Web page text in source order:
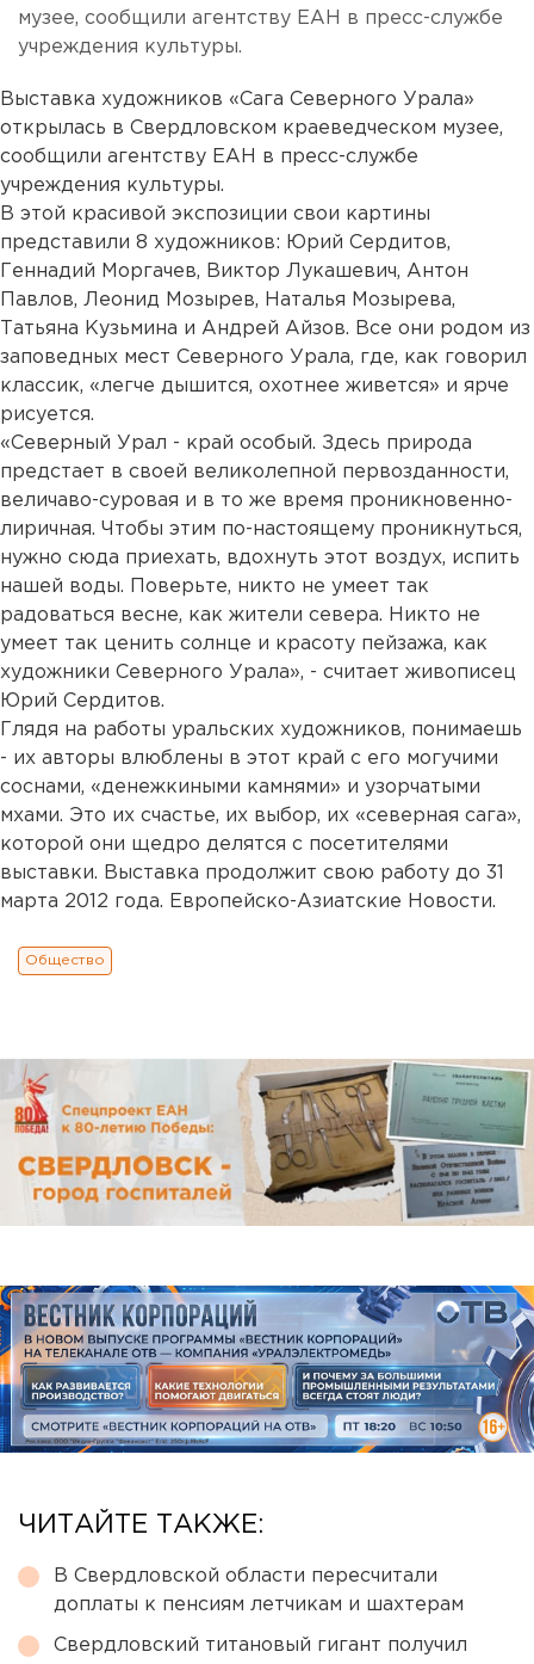
музее, сообщили агентству ЕАН в пресс-службе
учреждения культуры.
Выставка художников «Сага Северного Урала»
открылась в Свердловском краеведческом музее,
сообщили агентству ЕАН в пресс-службе
учреждения культуры.
В этой красивой экспозиции свои картины
представили 8 художников: Юрий Сердитов,
Геннадий Моргачев, Виктор Лукашевич, Антон
Павлов, Леонид Мозырев, Наталья Мозырева,
Татьяна Кузьмина и Андрей Айзов. Все они родом из
заповедных мест Северного Урала, где, как говорил
классик, «легче дышится, охотнее живется» и ярче
рисуется.
«Северный Урал - край особый. Здесь природа
предстает в своей великолепной первозданности,
величаво-суровая и в то же время проникновенно-
лиричная. Чтобы этим по-настоящему проникнуться,
нужно сюда приехать, вдохнуть этот воздух, испить
нашей воды. Поверьте, никто не умеет так
радоваться весне, как жители севера. Никто не
умеет так ценить солнце и красоту пейзажа, как
художники Северного Урала», - считает живописец
Юрий Сердитов.
Глядя на работы уральских художников, понимаешь
- их авторы влюблены в этот край с его могучими
соснами, «денежкиными камнями» и узорчатыми
мхами. Это их счастье, их выбор, их «северная сага»,
которой они щедро делятся с посетителями
выставки. Выставка продолжит свою работу до 31
марта 2012 года. Европейско-Азиатские Новости.
Общество
ЧИТАЙТЕ ТАКЖЕ:
В Свердловской области пересчитали
доплаты к пенсиям летчикам и шахтерам
Свердловский титановый гигант получил